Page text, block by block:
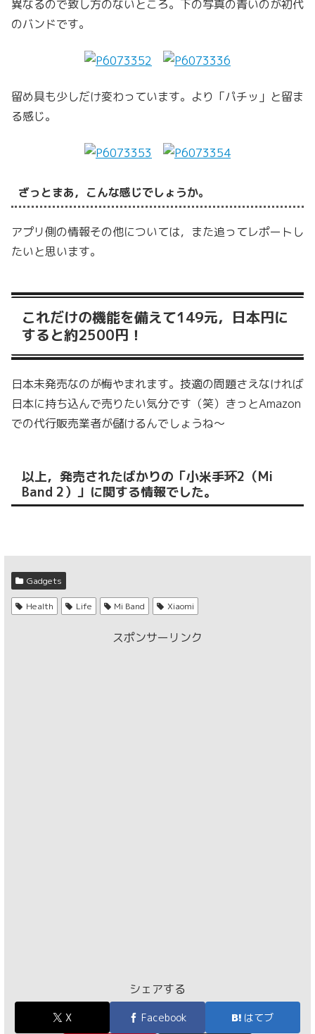
異なるので致し方のないところ。下の写真の青いのが初代
のバンドです。
留め具も少しだけ変わっています。より「パチッ」と留ま
る感じ。
ざっとまあ，こんな感じでしょうか。
アプリ側の情報その他については，また追ってレポートし
たいと思います。
これだけの機能を備えて149元，日本円に
すると約2500円！
日本未発売なのが悔やまれます。技適の問題さえなければ
日本に持ち込んで売りたい気分です（笑）きっとAmazon
での代行販売業者が儲けるんでしょうね〜
以上，発売されたばかりの「小米手环2（Mi
Band 2）」に関する情報でした。
Gadgets
Health Life Mi Band Xiaomi
スポンサーリンク
シェアする
X Facebook はてブ